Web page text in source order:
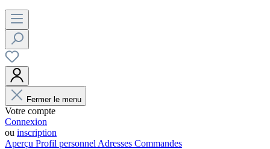
Fermer le menu
Votre compte
Connexion
ou inscription
Aperçu Profil personnel Adresses Commandes